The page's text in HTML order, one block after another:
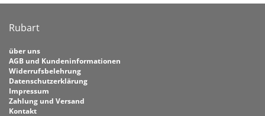
Rubart
über uns
AGB und Kundeninformationen
Widerrufsbelehrung
Datenschutzerklärung
Impressum
Zahlung und Versand
Kontakt